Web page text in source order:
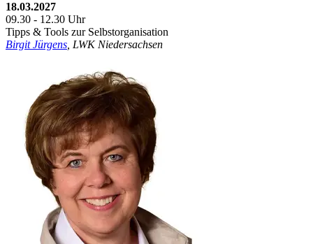
18.03.2027
09.30 - 12.30 Uhr
Tipps & Tools zur Selbstorganisation
Birgit Jürgens , LWK Niedersachsen